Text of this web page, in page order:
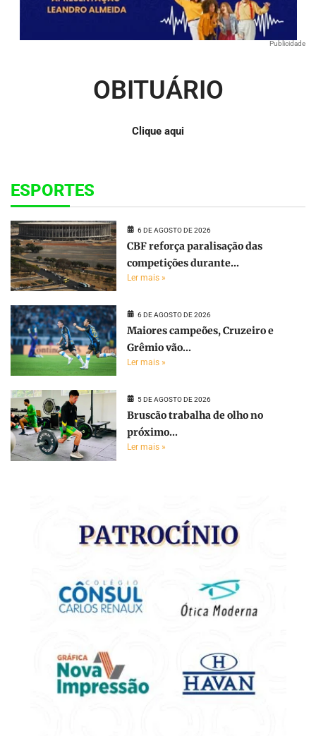
Publicidade
OBITUÁRIO
Clique aqui
ESPORTES
6 DE AGOSTO DE 2026
CBF reforça paralisação das
competições durante...
Ler mais »
6 DE AGOSTO DE 2026
Maiores campeões, Cruzeiro e
Grêmio vão...
Ler mais »
5 DE AGOSTO DE 2026
Bruscão trabalha de olho no
próximo...
Ler mais »